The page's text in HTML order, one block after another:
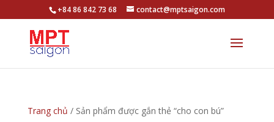
+84 86 842 73 68 contact@mptsaigon.com
Trang chủ / Sản phẩm được gắn thẻ “cho con bú”